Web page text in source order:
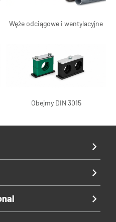
Węże odciągowe i wentylacyjne
Obejmy DIN 3015